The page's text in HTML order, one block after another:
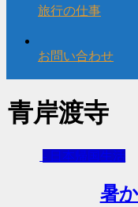
旅行の仕事
お問い合わせ
青岸渡寺
- 日本帰国生活
暑